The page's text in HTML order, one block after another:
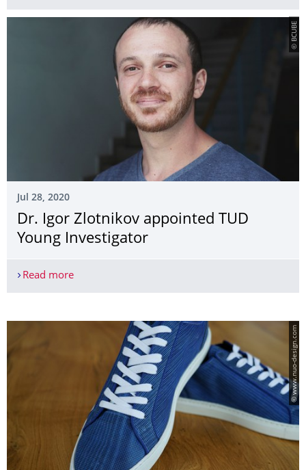
© BCUBE
Jul 28, 2020
Dr. Igor Zlotnikov appointed TUD
Young Investigator
Read moreDr. Igor Zlotnikov appointed TUD Young
© www.nuo-design.com